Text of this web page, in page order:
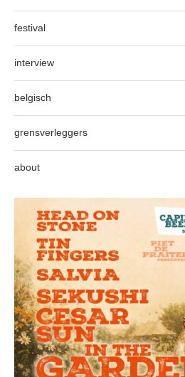
festival
interview
belgisch
grensverleggers
about